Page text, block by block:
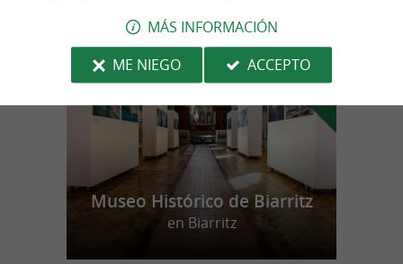
n
u
e
s
t
r
o
f
a
v
o
r
i
t
o
Museo Histórico de Biarritz
en Biarritz
MÁS INFORMACIÓN
ME NIEGO
ACCEPTO